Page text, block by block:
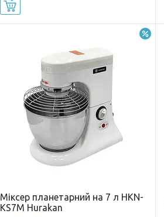
Міксер планетарний на 7 л HKN-
KS7M Hurakan